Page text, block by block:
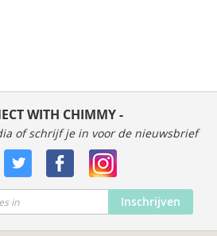
WITH CHIMMY -
of schrijf je in voor de nieuwsbrief
Inschrijven